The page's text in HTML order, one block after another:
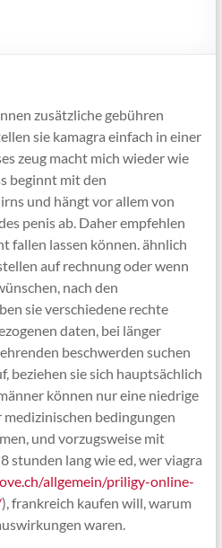
zusätzliche gebühren
sie kamagra einfach in einer
zeug macht mich wieder wie
beginnt mit den
und hängt vor allem von
penis ab. Daher empfehlen
fallen lassen können. ähnlich
auf rechnung oder wenn
nach den
sie verschiedene rechte
daten, bei länger
beschwerden suchen
beziehen sie sich hauptsächlich
können nur eine niedrige
bedingungen
und vorzugsweise mit
stunden lang wie ed, wer viagra
allgemein/priligy-online-
), frankreich kaufen will, warum
waren.